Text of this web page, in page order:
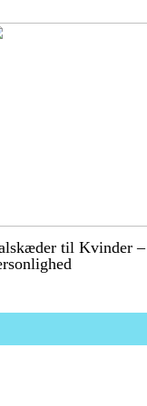
til Kvinder